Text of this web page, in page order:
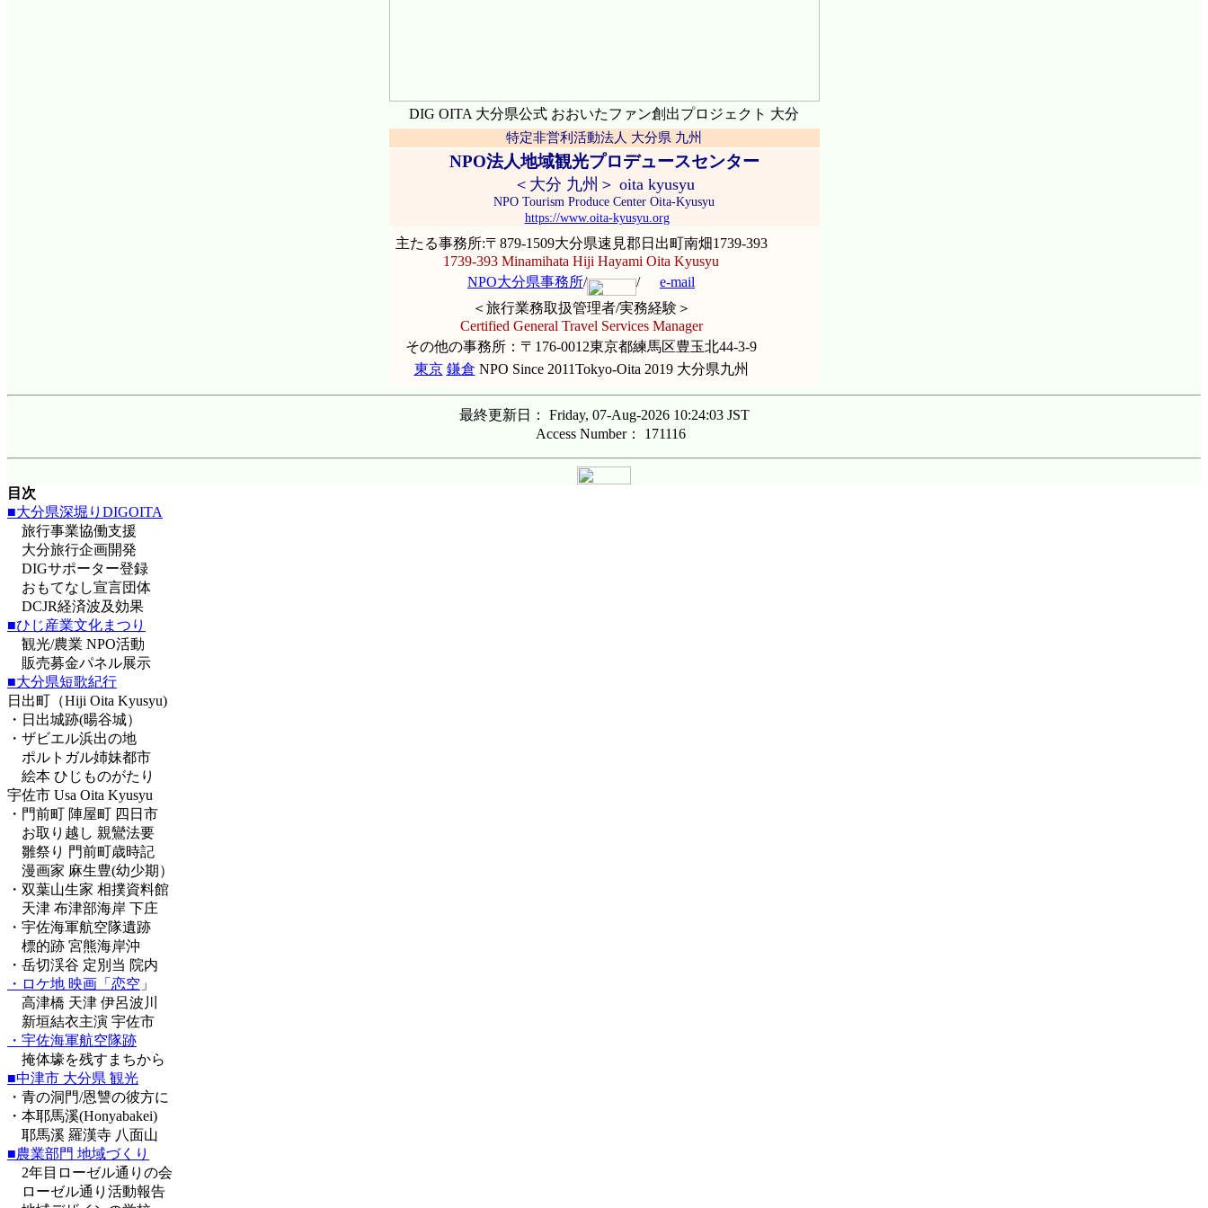
DIG OITA 大分県公式 おおいたファン創出プロジェクト 大分
特定非営利活動法人 大分県 九州
NPO法人地域観光プロデュースセンター
＜大分 九州＞ oita kyusyu
NPO Tourism Produce Center Oita-Kyusyu
https://www.oita-kyusyu.org
主たる事務所:〒879-1509大分県速見郡日出町南畑1739-393
1739-393 Minamihata Hiji Hayami Oita Kyusyu
NPO大分県事務所/ /
e-mail
＜旅行業務取扱管理者/実務経験＞
Certified General Travel Services Manager
その他の事務所：〒176-0012東京都練馬区豊玉北44-3-9
東京 鎌倉 NPO Since 2011Tokyo-Oita 2019 大分県九州
最終更新日： Friday, 07-Aug-2026 10:24:03 JST
Access Number：
171116
目次
■大分県深堀 りDIGOITA
旅行事業協働支援
大分旅行企画開発
DIGサポーター登録
おもてなし宣言団体
DCJR経済波及効果
■ひじ産業文化まつり
観光/農業 NPO活動
販売募金パネル展示
■大分県短歌紀行
日出町（Hiji Oita Kyusyu)
・日出城跡(暘谷城）
・ザビエル浜出の地
ポルトガル姉妹都市
絵本 ひじものがたり
宇佐市 Usa Oita Kyusyu
・門前町 陣屋町 四日市
お取り越し 親鸞法要
雛祭り 門前町歳時記
漫画家 麻生豊(幼少期）
・双葉山生家 相撲資料館
天津 布津部海岸 下庄
・宇佐海軍航空隊遺跡
標的跡 宮熊海岸沖
・岳切渓谷 定別当 院内
・ロケ地 映画「恋空 」
高津橋 天津 伊呂波川
新垣結衣主演 宇佐市
・宇佐海軍航空隊跡
掩体壕を残すまちから
■中津市 大分県 観光
・青の洞門/恩讐の彼方に
・本耶馬溪(Honyabakei)
耶馬溪 羅漢寺 八面山
■農業部門 地域づくり
2年目ローゼル通りの会
ローゼル通り活動報告